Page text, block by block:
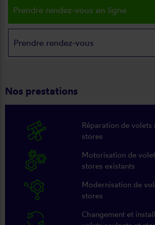
Prendre rendez-vous en ligne
Prendre rendez-vous
Nos prestations
Réparation de volets
stores
Motorisation de
stores existants
Modernisation de
stores
Changement et